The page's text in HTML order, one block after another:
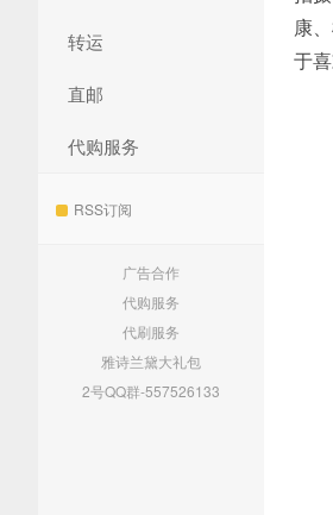
转运
直邮
代购服务
RSS订阅
广告合作
代购服务
代刷服务
雅诗兰黛大礼包
2号QQ群-557526133
康
于